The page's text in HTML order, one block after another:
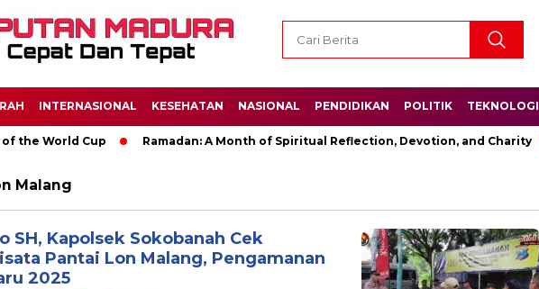
INTERNASIONAL KESEHATAN NASIONAL PENDIDIKAN POLITIK TEKNOLOGI
the World Cup Ramadan: A Month of Spiritual Reflection, Devotion, and Charity
Malang
SH, Kapolsek Sokobanah Cek
Pantai Lon Malang, Pengamanan
2025